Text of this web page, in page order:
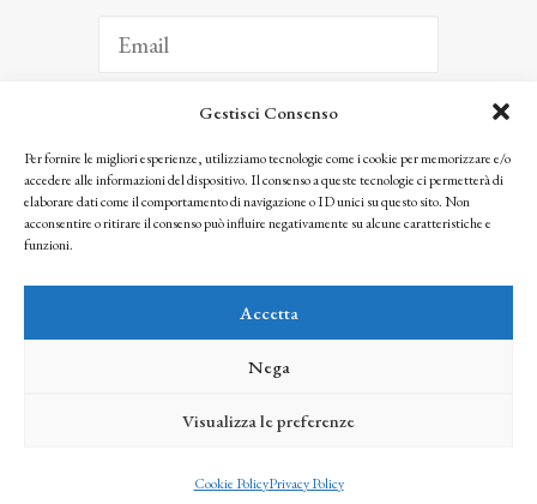
Gestisci Consenso
Per fornire le migliori esperienze, utilizziamo tecnologie come i cookie per memorizzare e/o
accedere alle informazioni del dispositivo. Il consenso a queste tecnologie ci permetterà di
elaborare dati come il comportamento di navigazione o ID unici su questo sito. Non
acconsentire o ritirare il consenso può influire negativamente su alcune caratteristiche e
funzioni.
Accetta
Nega
Visualizza le preferenze
Cookie PolicyPrivacy Policy
ISCRIVITI
Facendo clic per iscriverti, riconosci che le tue informazioni saranno trattate
seguendo la nostra Privacy Policy
© 2025 Istituto Matteucci. All right reserved
l’autorizzazione scritta dei proprietari dei diritti e dell’Istituto Matteucci
credits